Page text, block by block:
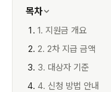
목차
1. 지원금 개요
2. 2차 지급 금액
3. 대상자 기준
4. 신청 방법 안내